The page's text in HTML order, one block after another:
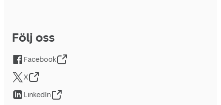
Följ oss
Facebook
X
LinkedIn